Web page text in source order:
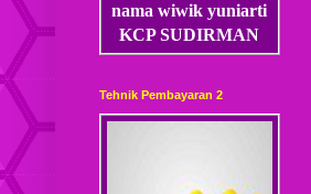
nama wiwik yuniarti
KCP SUDIRMAN
Tehnik Pembayaran 2